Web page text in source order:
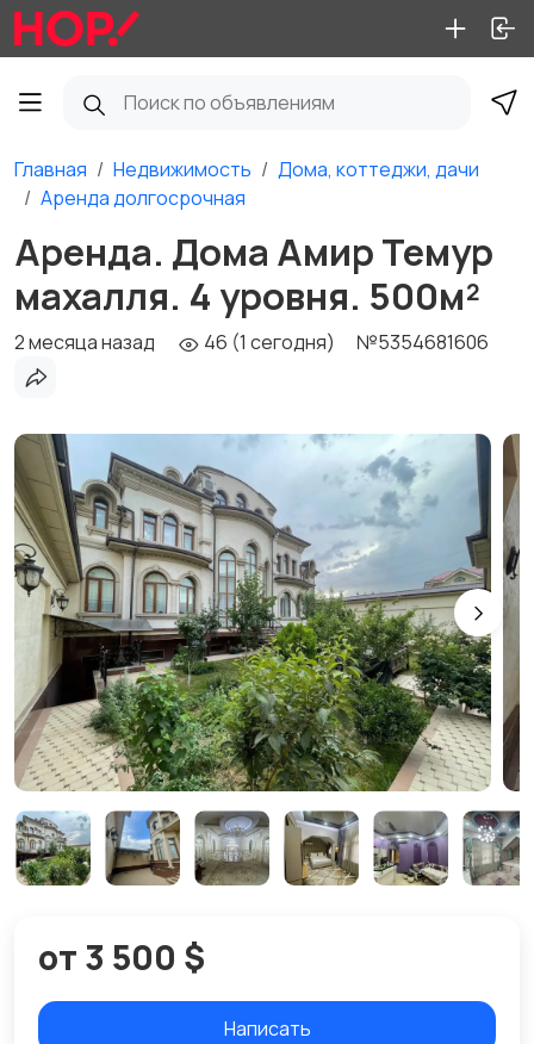
Главная Недвижимость
Дома, коттеджи, дачи
Аренда долгосрочная
Аренда. Дома Амир Темур
махалля. 4 уровня. 500м²
2 месяца назад 46 (1 сегодня) №5354681606
от 3 500 $
Написать